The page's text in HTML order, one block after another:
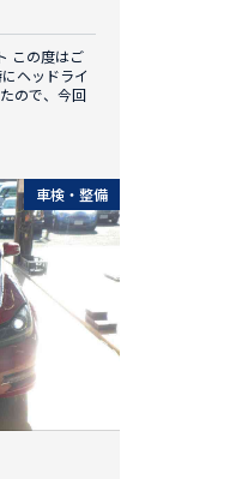
この度はご
ヘッドライ
ので、今回
車検・整備